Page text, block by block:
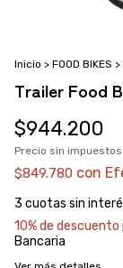
Inicio > FOOD BIKES >
Trailer Food
$944.200
Precio sin impuestos
$849.780 con
3 cuotas sin
10% de descuento
Bancaria